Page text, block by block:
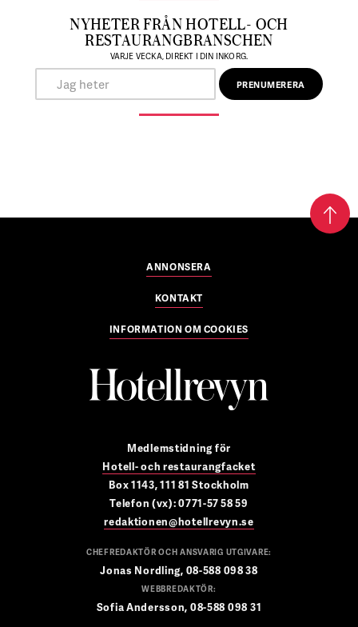
NYHETER FRÅN HOTELL- OCH
RESTAURANGBRANSCHEN
VARJE VECKA, DIREKT I DIN INKORG.
ANNONSERA
KONTAKT
INFORMATION OM COOKIES
Medlemstidning för
Hotell- och restaurangfacket
Box 1143, 111 81 Stockholm
Telefon (vx): 0771-57 58 59
redaktionen@hotellrevyn.se
CHEFREDAKTÖR OCH ANSVARIG UTGIVARE:
Jonas Nordling, 08-588 098 38
WEBBREDAKTÖR:
Sofia Andersson, 08-588 098 31